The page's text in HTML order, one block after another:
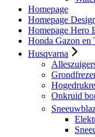
Homepage
Homepage
Homepage Hero
Honda Gazon en
Husqvarna
Onkruid